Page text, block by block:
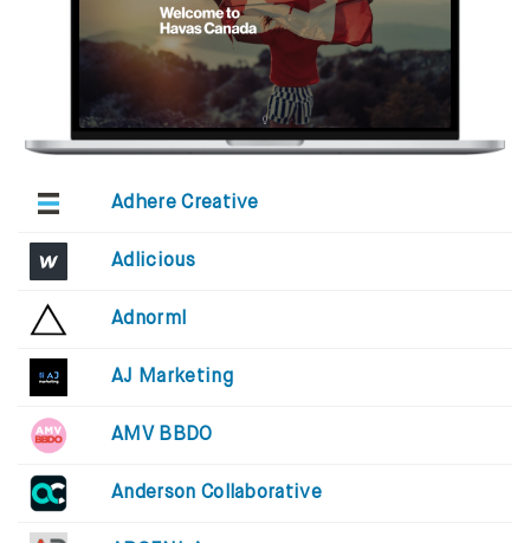
Adhere Creative
Adlicious
Adnorml
AJ Marketing
AMV BBDO
Anderson Collaborative